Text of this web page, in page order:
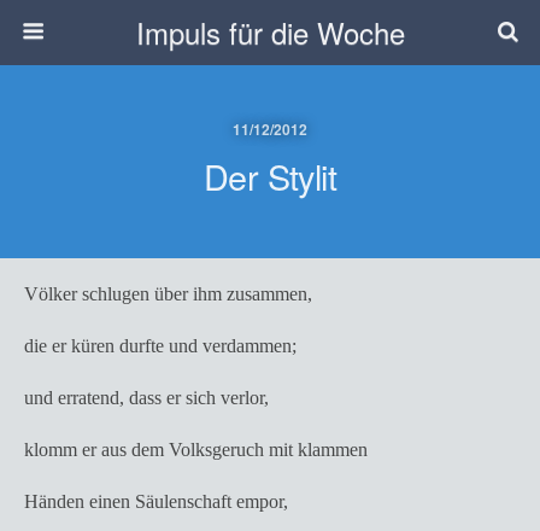
Impuls für die Woche
11/12/2012
Der Stylit
Völker schlugen über ihm zusammen,
die er küren durfte und verdammen;
und erratend, dass er sich verlor,
klomm er aus dem Volksgeruch mit klammen
Händen einen Säulenschaft empor,